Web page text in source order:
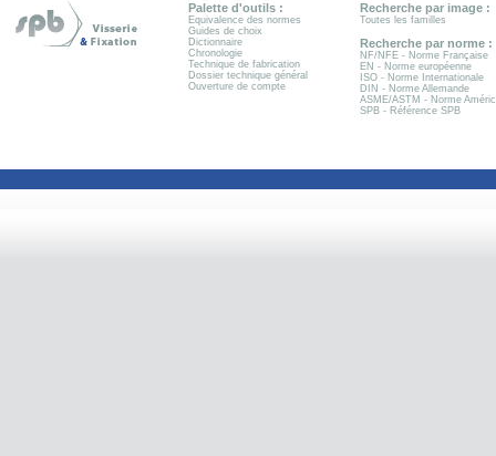
Palette d'outils :
Equivalence des normes
Guides de choix
Dictionnaire
Chronologie
Technique de fabrication
Dossier technique général
Ouverture de compte
Recherche par image :
Toutes les familles
Recherche par norme :
NF/NFE - Norme Française
EN - Norme européenne
ISO - Norme Internationale
DIN - Norme Allemande
ASME/ASTM - Norme
SPB - Référence SPB